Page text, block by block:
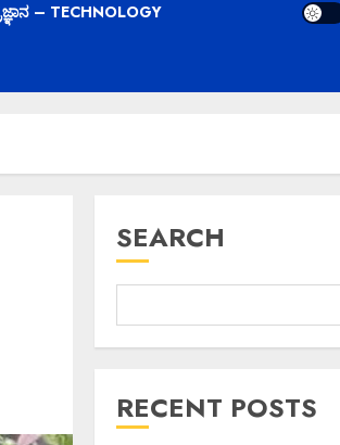
– TECHNOLOGY
SEARCH
RECENT POSTS